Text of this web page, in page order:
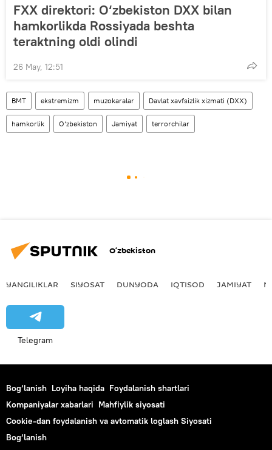
FXX direktori: O‘zbekiston DXX bilan
hamkorlikda Rossiyada beshta
teraktning oldi olindi
26 May, 12:51
BMT ekstremizm muzokaralar Davlat xavfsizlik xizmati (DXX)
hamkorlik O‘zbekiston Jamiyat terrorchilar
O‘zbekiston
YANGILIKLAR SIYOSAT DUNYODA IQTISOD JAMIYAT
Telegram
Bog‘lanish Loyiha haqida Foydalanish shartlari
Kompaniyalar xabarlari Mahfiylik siyosati
Cookie-dan foydalanish va avtomatik loglash Siyosati
Bog‘lanish